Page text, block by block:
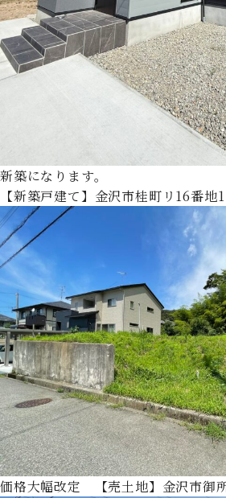
新築になります。
【新築戸建て】金沢市桂町リ16番地1
価格大幅改定 【売土地】金沢市御